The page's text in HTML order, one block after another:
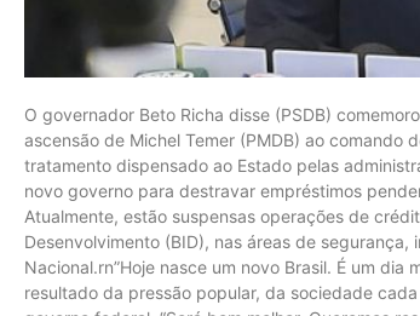
O governador Beto Richa disse (PSDB)
ascensão de Michel Temer (PMDB) ao comando
tratamento dispensado ao Estado pelas
novo governo para destravar empréstimos
Atualmente, estão suspensas operações de
Desenvolvimento (BID), nas áreas de
Nacional.rn”Hoje nasce um novo Brasil. É um
resultado da pressão popular, da sociedade